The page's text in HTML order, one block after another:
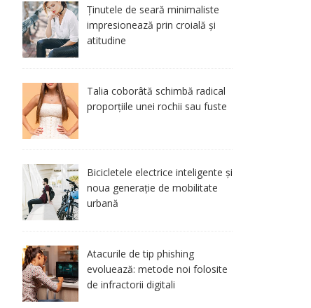
Ținutele de seară minimaliste
impresionează prin croială și
atitudine
Talia coborâtă schimbă radical
proporțiile unei rochii sau fuste
Bicicletele electrice inteligente și
noua generație de mobilitate
urbană
Atacurile de tip phishing
evoluează: metode noi folosite
de infractorii digitali